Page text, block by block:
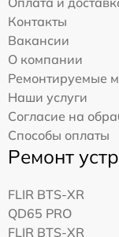
Контакты
Вакансии
О компании
Ремонтируемые
Наши услуги
Согласие на
Способы оплаты
Ремонт
FLIR BTS-XR
QD65 PRO
FLIR BTS-XR